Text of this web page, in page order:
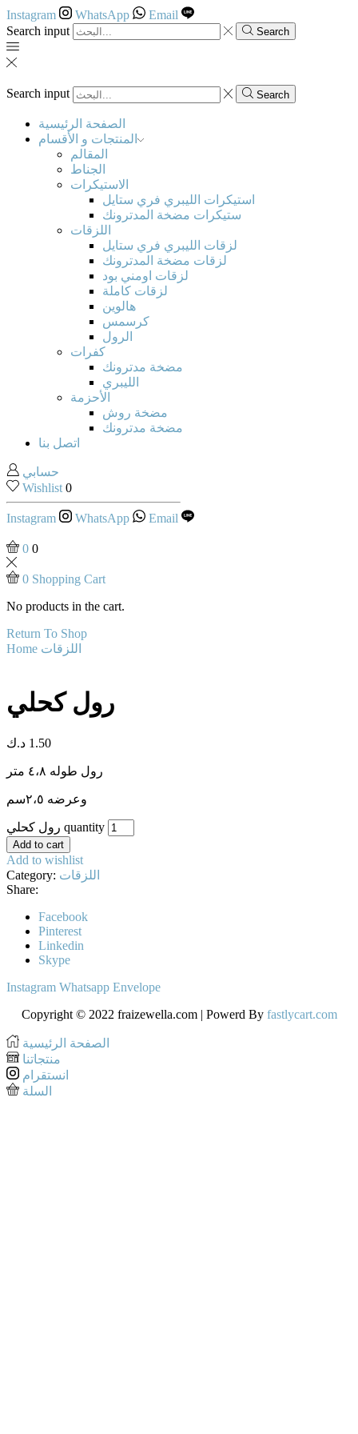
Instagram WhatsApp
Email
Search input
Search
Search input Search
الصفحة الرئيسية
المنتجات و الأقسام
المقالم
الجناط
الاستيكرات
استيكرات الليبري فري ستايل
ستيكرات مضخة المدترونك
اللزقات
لزقات الليبري فري ستايل
لزقات مضخة المدترونك
لزقات اومني بود
لزقات كاملة
هالوين
كرسمس
الرول
كفرات
مضخة مدترونك
الليبري
الأحزمة
مضخة روش
مضخة مدترونك
اتصل بنا
حسابي
Wishlist 0
Instagram WhatsApp Email
0 0
0 Shopping Cart
No products in the cart.
Return To Shop
Home اللزقات
رول كحلي
1.50 د.ك
رول طوله ٤،٨ متر
وعرضه ٢،٥سم
رول كحلي quantity
Add to cart
Add to wishlist
Category: اللزقات
Share:
Facebook
Pinterest
Linkedin
Skype
Instagram Whatsapp Envelope
Copyright © 2022 fraizewella.com | Powerd By fastlycart.com
الصفحة الرئيسية
منتجاتنا
انستقرام
السلة